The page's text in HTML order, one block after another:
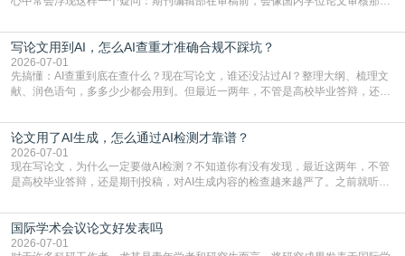
论文的初审通过率。实际上，SCI期刊对重复内容的审查是严谨投稿流程中不可
或缺的一环。本篇AEIC学术交流中心小编就为大家介绍“投稿SCI有查重吗”。
一、查重是标准流程答案是明确的：绝大多数S
写论文用到AI，怎么AI查重才准确合规不踩坑？
2026-07-01
先搞懂：AI查重到底在查什么？现在写论文，谁还没沾过AI？整理大纲、梳理文
献、润色语句，多多少少都会用到。但最近一两年，不管是高校毕业答辩，还是
须加做AI查重。很多人分不清，AI查重和普通查重到底有啥区别？这里说透：普
通查重查的是你的文字和已公开文献的重复比例，防的是抄袭；AI查重查的是你
的内容里，有多少是AI生成的，防的是过
论文用了AI生成，怎么通过AI检测才靠谱？
2026-07-01
现在写论文，为什么一定要做AI检测？不知道你有没有发现，最近这两年，不管
是高校毕业答辩，还是期刊投稿，对AI生成内容的检查越来越严了。之前就听身
要求修改，还差点被判定学术不规范，真的太冤了。现在国内多数高校和核心期
刊，都已经明确出台了相关规定：如果使用AI生成内容辅助写作，必须明确标
注，未标注的AI生成内容会被认定为不符合学
国际学术会议论文好发表吗
2026-07-01